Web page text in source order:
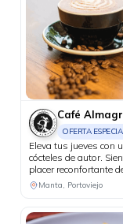
Café
OFERTA
Eleva tus jueves con
cócteles de autor.
placer reconfortante
bebida caliente de
realizar compras
tarjetas Diners Club.
Manta, Portoviejo